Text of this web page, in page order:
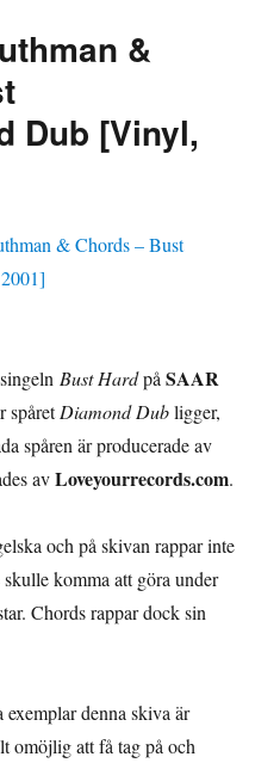
&
Dub [Vinyl,
Bust HardpåSAAR
spåretDiamond Dubligger,
spåren är producerade av
avLoveyourrecords.com.
och på skivan rappar inte
komma att göra under
Chords rappar dock sin
denna skiva är
omöjlig att få tag på och